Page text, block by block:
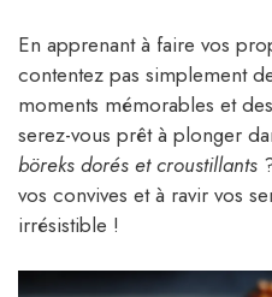
En apprenant à faire vos
contentez pas simplement
moments mémorables et
serez-vous prêt à plonger
böreks dorés et croustillants
vos convives et à ravir vos
irrésistible !